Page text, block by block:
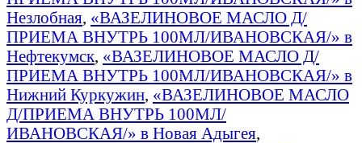
Незлобная, «ВАЗЕЛИНОВОЕ МАСЛО Д/
ПРИЕМА ВНУТРЬ 100МЛ/ИВАНОВСКАЯ/» в
Нефтекумск, «ВАЗЕЛИНОВОЕ МАСЛО Д/
ПРИЕМА ВНУТРЬ 100МЛ/ИВАНОВСКАЯ/» в
Нижний Куркужин, «ВАЗЕЛИНОВОЕ МАСЛО
Д/ПРИЕМА ВНУТРЬ 100МЛ/
ИВАНОВСКАЯ/» в Новая Адыгея,